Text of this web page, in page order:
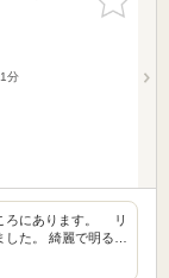
りに追加
分
ろにあります。 リ
した。 綺麗で明る…